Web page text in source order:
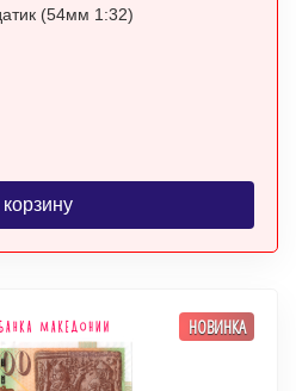
(54мм 1:32)
НОВИНКА